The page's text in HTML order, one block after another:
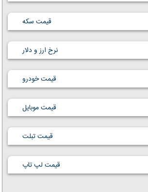
قیمت سکه
نرخ ارز و دلار
قیمت خودرو
قیمت موبایل
قیمت تبلت
قیمت لپ تاپ